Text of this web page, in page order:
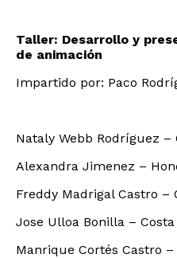
Taller: Desarrollo y
de animación
Impartido por: Paco
Nataly Webb Rodríguez –
Alexandra Jimenez –
Freddy Madrigal Castro –
Jose Ulloa Bonilla – Costa
Manrique Cortés Castro –